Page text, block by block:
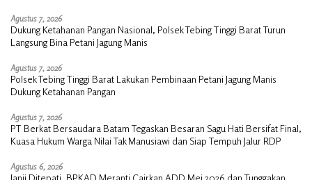
Agustus 7, 2026
Dukung Ketahanan Pangan Nasional, Polsek Tebing Tinggi Barat Turun
Langsung Bina Petani Jagung Manis
Agustus 7, 2026
Polsek Tebing Tinggi Barat Lakukan Pembinaan Petani Jagung Manis
Dukung Ketahanan Pangan
Agustus 7, 2026
PT Berkat Bersaudara Batam Tegaskan Besaran Sagu Hati Bersifat Final,
Kuasa Hukum Warga Nilai Tak Manusiawi dan Siap Tempuh Jalur RDP
Agustus 6, 2026